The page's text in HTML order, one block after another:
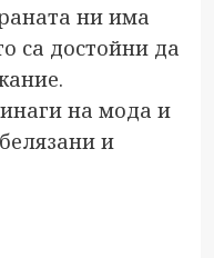
ни има
са достойни да
на мода и
и